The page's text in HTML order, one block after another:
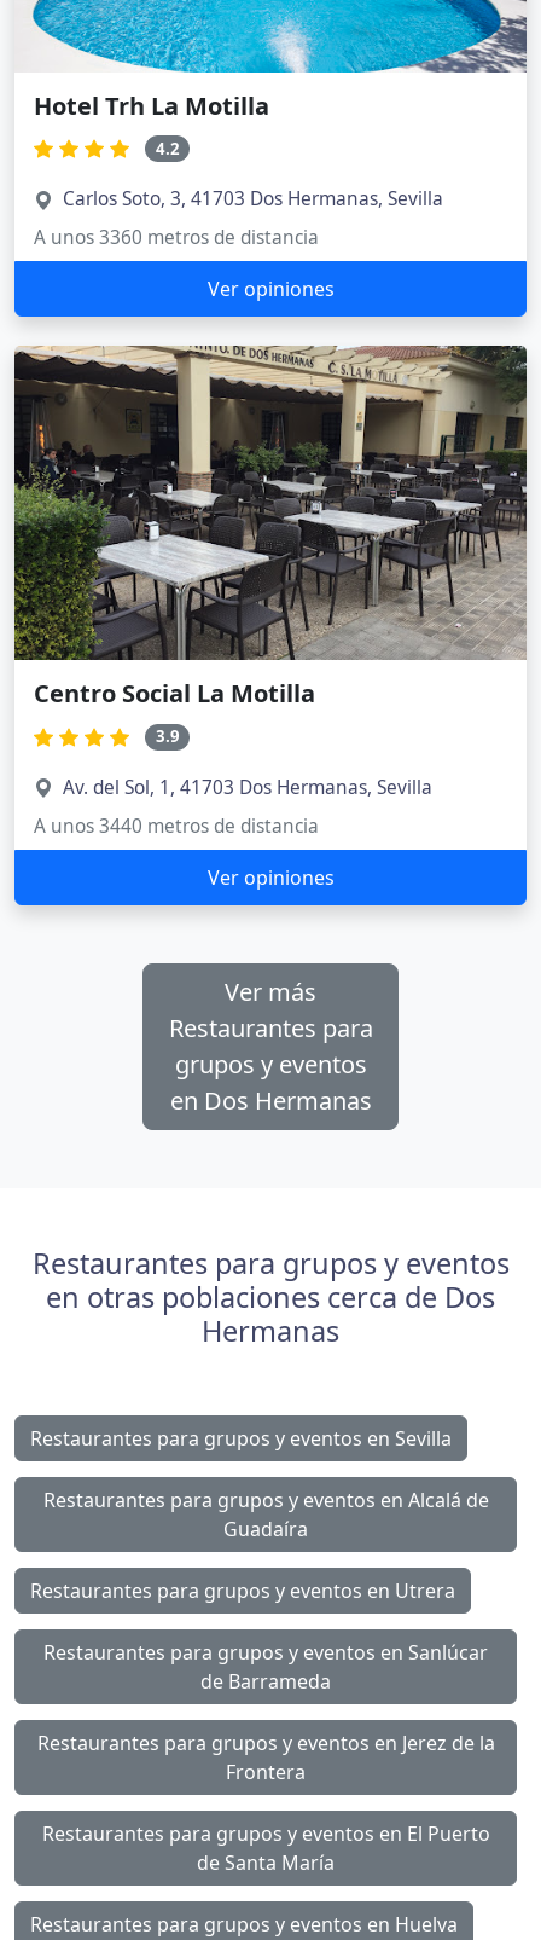
Hotel Trh La Motilla
4.2
Carlos Soto, 3, 41703 Dos Hermanas, Sevilla
A unos 3360 metros de distancia
Ver opiniones
Centro Social La Motilla
3.9
Av. del Sol, 1, 41703 Dos Hermanas, Sevilla
A unos 3440 metros de distancia
Ver opiniones
Ver más
Restaurantes para
grupos y eventos
en Dos Hermanas
Restaurantes para grupos y eventos
en otras poblaciones cerca de Dos
Hermanas
Restaurantes para grupos y eventos en Sevilla
Restaurantes para grupos y eventos en Alcalá de
Guadaíra
Restaurantes para grupos y eventos en Utrera
Restaurantes para grupos y eventos en Sanlúcar
de Barrameda
Restaurantes para grupos y eventos en Jerez de la
Frontera
Restaurantes para grupos y eventos en El Puerto
de Santa María
Restaurantes para grupos y eventos en Huelva